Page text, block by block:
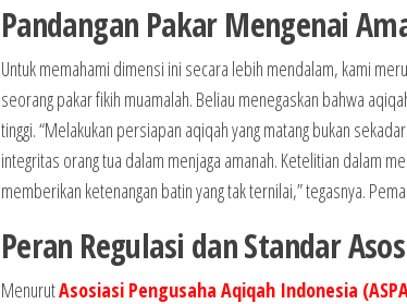
Pandangan Pakar Mengenai
Untuk memahami dimensi ini secara lebih mendalam, kami
seorang pakar fikih muamalah. Beliau menegaskan bahwa
tinggi. “Melakukan persiapan aqiqah yang matang bukan
integritas orang tua dalam menjaga amanah. Ketelitian dalam
memberikan ketenangan batin yang tak ternilai,” tegasnya.
Peran Regulasi dan Standar
MenurutAsosiasi Pengusaha Aqiqah Indonesia